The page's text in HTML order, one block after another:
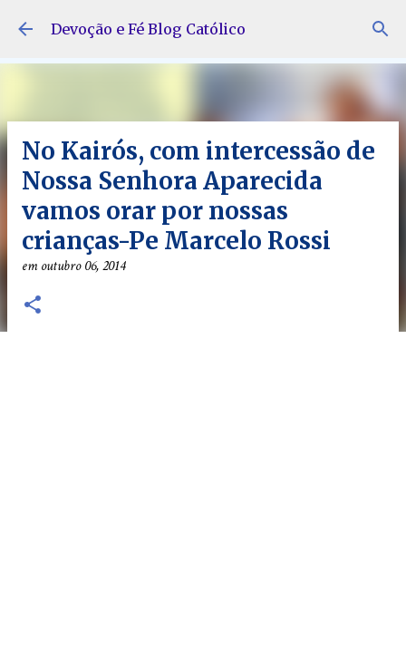
Pular para o conteúdo principal
Devoção e Fé Blog Católico
No Kairós, com intercessão de
Nossa Senhora Aparecida
vamos orar por nossas
crianças-Pe Marcelo Rossi
emoutubro 06, 2014